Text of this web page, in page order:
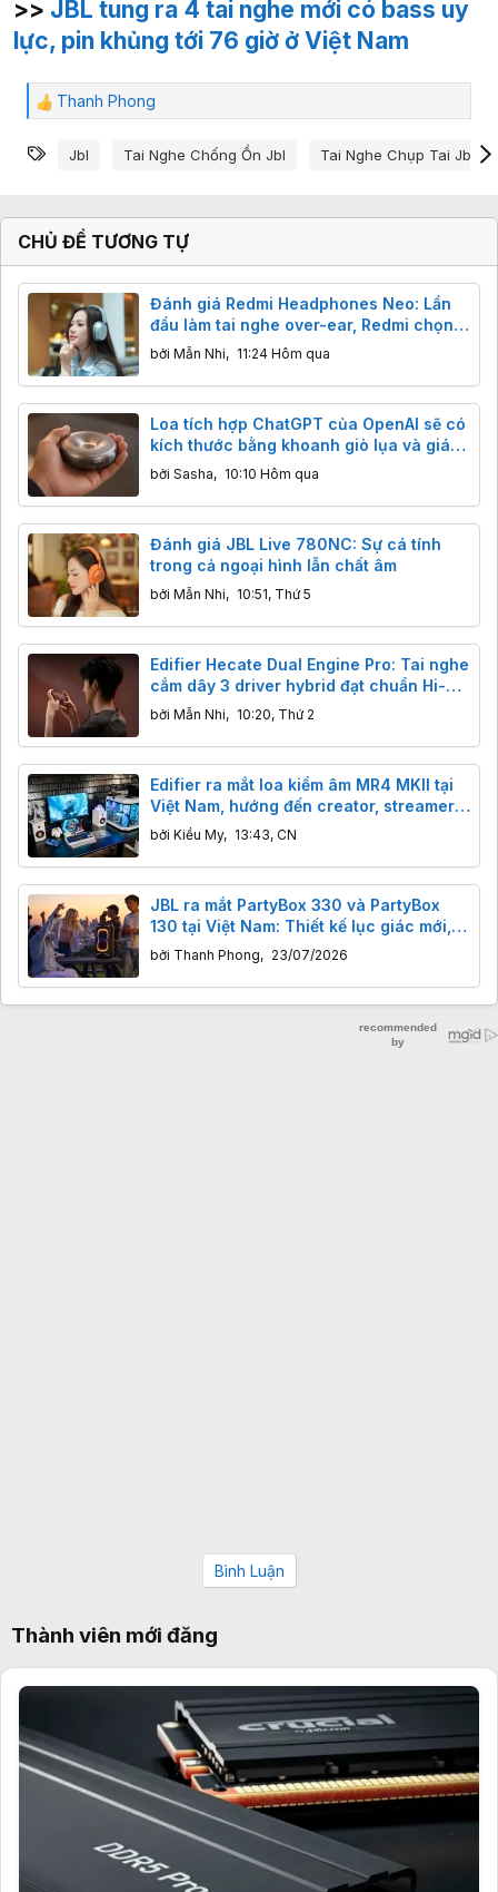
>> JBL tung ra 4 tai nghe mới có bass uy
lực, pin khủng tới 76 giờ ở Việt Nam
C
m
c
:
Thanh Phong
Từ khóa
Jbl Tai Nghe Chống Ồn Jbl Tai Nghe Chụp Tai Jbl
CHỦ ĐỀ TƯƠNG TỰ
Đánh giá Redmi Headphones Neo: Lần
đầu làm tai nghe over-ear, Redmi chọn
cách đi an toàn
bởi Mẫn Nhi, 11:24 Hôm qua
Loa tích hợp ChatGPT của OpenAI sẽ có
kích thước bằng khoanh giò lụa và giá
hơn 300 USD
bởi Sasha, 10:10 Hôm qua
Đánh giá JBL Live 780NC: Sự cá tính
trong cả ngoại hình lẫn chất âm
bởi Mẫn Nhi, 10:51, Thứ 5
Edifier Hecate Dual Engine Pro: Tai nghe
cắm dây 3 driver hybrid đạt chuẩn Hi-
Res Audio cho game thủ, giá chỉ hơn
bởi Mẫn Nhi, 10:20, Thứ 2
Edifier ra mắt loa kiểm âm MR4 MKII tại
Việt Nam, hướng đến creator, streamer
và game thủ
bởi Kiều My, 13:43, CN
JBL ra mắt PartyBox 330 và PartyBox
130 tại Việt Nam: Thiết kế lục giác mới,
tích hợp công nghệ AI Sound Boost
bởi Thanh Phong, 23/07/2026
Bình Luận
Thành viên mới đăng